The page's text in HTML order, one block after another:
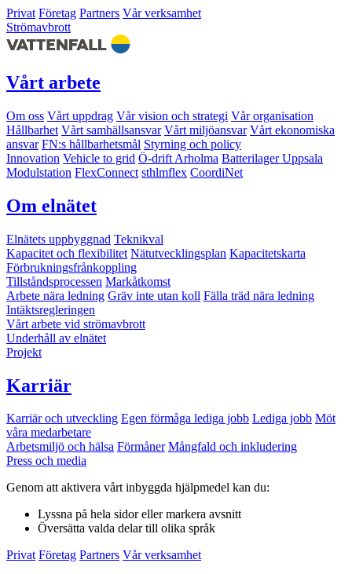
Privat Företag Partners Vår verksamhet
Strömavbrott
Vårt arbete
Om oss Vårt uppdrag Vår vision och strategi Vår organisation
Hållbarhet Vårt samhällsansvar Vårt miljöansvar Vårt ekonomiska
ansvar FN:s hållbarhetsmål Styrning och policy
Innovation Vehicle to grid Ö-drift Arholma Batterilager Uppsala
Modulstation FlexConnect sthlmflex CoordiNet
Om elnätet
Elnätets uppbyggnad Teknikval
Kapacitet och flexibilitet Nätutvecklingsplan Kapacitetskarta
Förbrukningsfrånkoppling
Tillståndsprocessen Markåtkomst
Arbete nära ledning Gräv inte utan koll Fälla träd nära ledning
Intäktsregleringen
Vårt arbete vid strömavbrott
Underhåll av elnätet
Projekt
Karriär
Karriär och utveckling Egen förmåga lediga jobb Lediga jobb Möt
våra medarbetare
Arbetsmiljö och hälsa Förmåner Mångfald och inkludering
Press och media
Genom att aktivera vårt inbyggda hjälpmedel kan du:
Lyssna på hela sidor eller markera avsnitt
Översätta valda delar till olika språk
Privat Företag Partners Vår verksamhet